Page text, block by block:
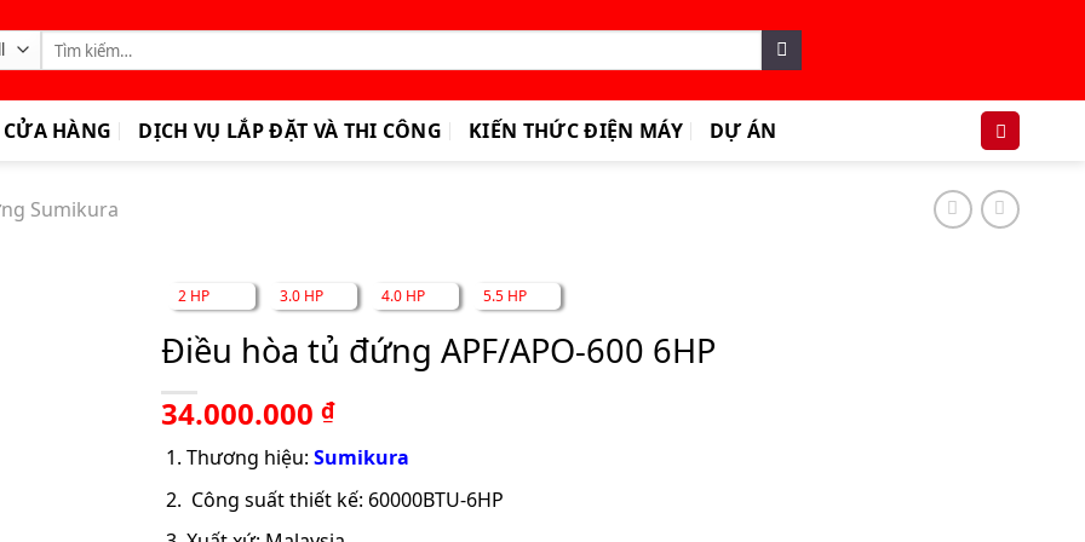
Tìm
kiếm:
CỬA HÀNG DỊCH VỤ LẮP ĐẶT VÀ THI CÔNG KIẾN THỨC ĐIỆN MÁY DỰ ÁN
Sumikura
2 HP 3.0 HP 4.0 HP 5.5 HP
Điều hòa tủ đứng APF/APO-600 6HP
34.000.000₫
Thương hiệu: Sumikura
Công suất thiết kế: 60000BTU-6HP